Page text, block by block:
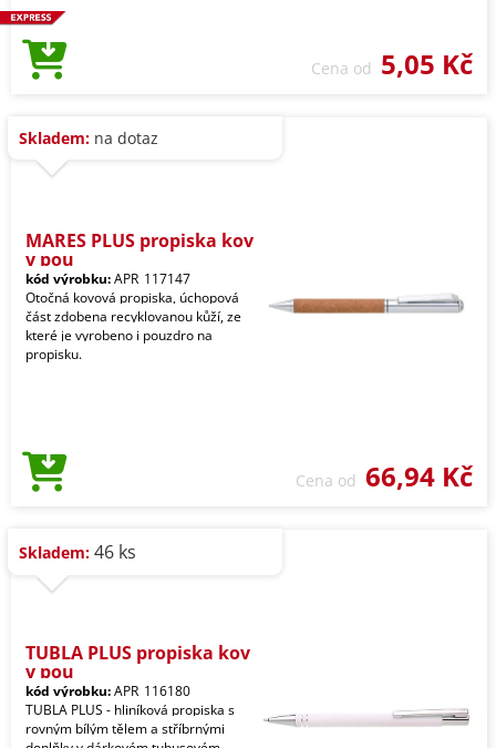
Cena od 5,05 Kč
Skladem: na dotaz
MARES PLUS propiska kov
v pou
kód výrobku:APR_117147
Otočná kovová propiska, úchopová
část zdobena recyklovanou kůží, ze
které je vyrobeno i pouzdro na
propisku.
Cena od 66,94 Kč
Skladem: 46 ks
TUBLA PLUS propiska kov
v pou
kód výrobku:APR_116180
TUBLA PLUS - hliníková propiska s
rovným bílým tělem a stříbrnými